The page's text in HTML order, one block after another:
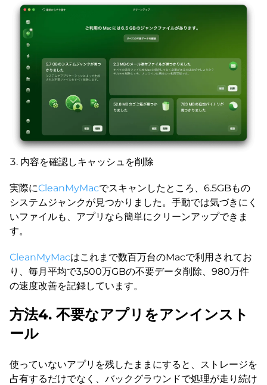
内容を確認しキャッシュを削除
実際にCleanMyMacでスキャンしたところ、6.5GBもの
システムジャンクが見つかりました。手動では気づきにく
いファイルも、アプリなら簡単にクリーンアップできま
す。
CleanMyMacはこれまで数百万台のMacで利用されてお
り、毎月平均で3,500万GBの不要データ削除、980万件
の速度改善を記録しています。
方法4. 不要なアプリをアンインスト
ール
使っていないアプリを残したままにすると、ストレージを
占有するだけでなく、バックグラウンドで処理が走り続け